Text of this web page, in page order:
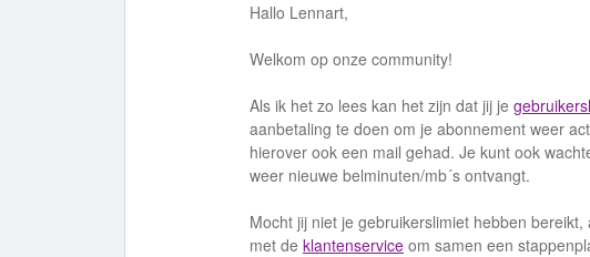
Hallo Lennart,
Welkom op onze community!
Als ik het zo lees kan het zijn dat jij je
aanbetaling te doen om je abonnement weer
hierover ook een mail gehad. Je kunt ook
weer nieuwe belminuten/mb´s ontvangt.
Mocht jij niet je gebruikerslimiet hebben
met de klantenservice om samen een